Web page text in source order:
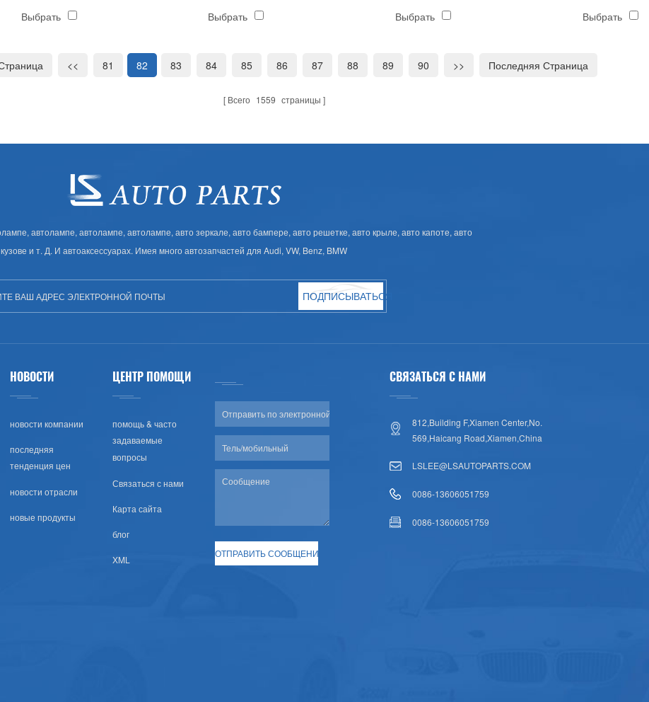
Выбрать Выбрать Выбрать Выбрать
<< 81 82 83 84 85 86 87 88 89 90 >> Последняя Страница
Всего 1559 страницы
автолампе, автолампе, автолампе, авто зеркале, авто бампере, авто решетке, авто крыле, авто капоте, авто
кузове и т. Д. И автоаксессуарах. Имея много автозапчастей для Audi, VW, Benz, BMW
ПОДПИСЫВАТЬСЯ
НОВОСТИ
новости компании
последняя
тенденция цен
новости отрасли
новые продукты
ЦЕНТР ПОМОЩИ
помощь & часто
задаваемые
вопросы
Связаться с нами
Карта сайта
блог
XML
СВЯЗАТЬСЯ С НАМИ
812,Building F,Xiamen Center,No.
569,Haicang Road,Xiamen,China
LSLEE@LSAUTOPARTS.COM
0086-13606051759
0086-13606051759